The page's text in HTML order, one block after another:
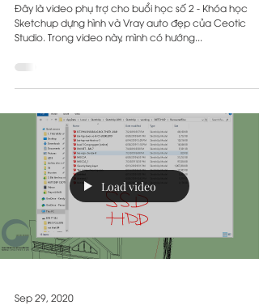
Đây là video phụ trợ cho buổi học số 2 - Khóa học
Sketchup dựng hình và Vray auto đẹp của Ceotic
Studio. Trong video này, mình có hướng...
Load video
Sep 29, 2020